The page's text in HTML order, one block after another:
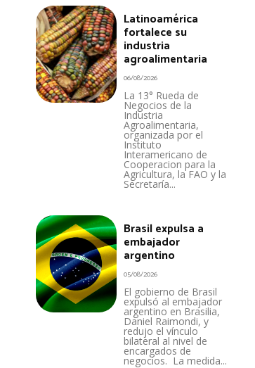
Latinoamérica
fortalece su
industria
agroalimentaria
06/08/2026
La 13° Rueda de
Negocios de la
Industria
Agroalimentaria,
organizada por el
Instituto
Interamericano de
Cooperacion para la
Agricultura, la FAO y la
Secretaría...
Brasil expulsa a
embajador
argentino
05/08/2026
El gobierno de Brasil
expulsó al embajador
argentino en Brasilia,
Daniel Raimondi, y
redujo el vínculo
bilateral al nivel de
encargados de
negocios. La medida...